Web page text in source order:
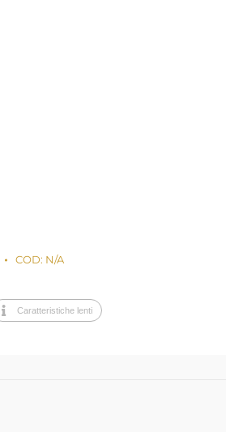
COD: N/A
Caratteristiche lenti